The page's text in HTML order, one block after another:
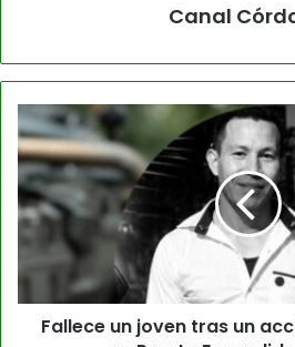
Canal
Fallece un joven tras un